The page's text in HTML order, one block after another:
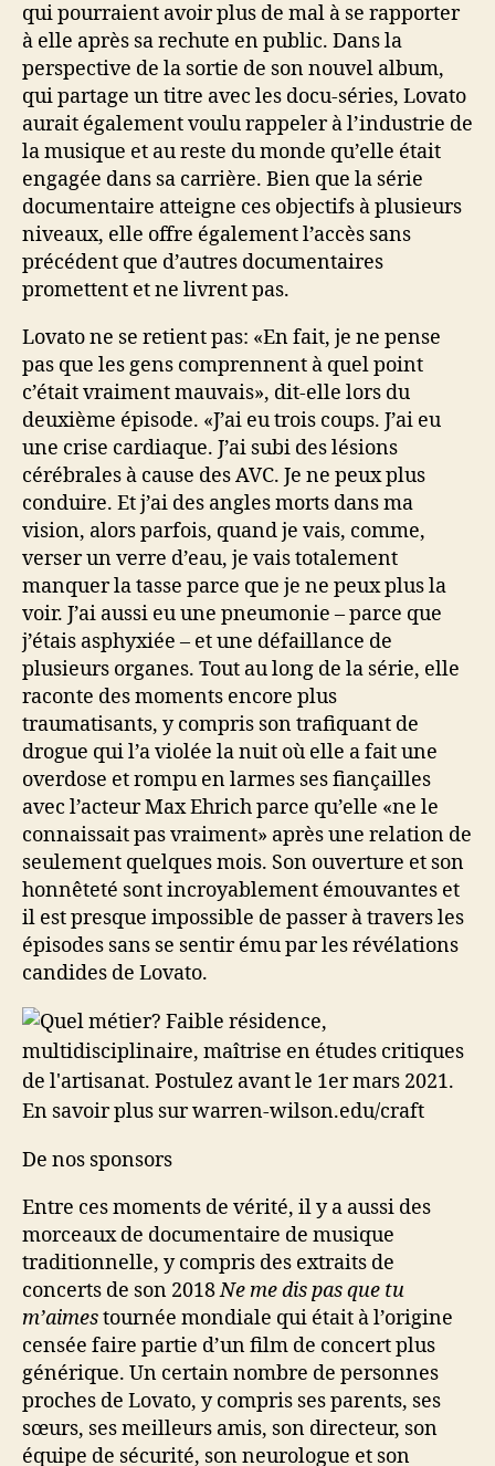
qui pourraient avoir plus de mal à se rapporter
à elle après sa rechute en public. Dans la
perspective de la sortie de son nouvel album,
qui partage un titre avec les docu-séries, Lovato
aurait également voulu rappeler à l’industrie de
la musique et au reste du monde qu’elle était
engagée dans sa carrière. Bien que la série
documentaire atteigne ces objectifs à plusieurs
niveaux, elle offre également l’accès sans
précédent que d’autres documentaires
promettent et ne livrent pas.
Lovato ne se retient pas: «En fait, je ne pense
pas que les gens comprennent à quel point
c’était vraiment mauvais», dit-elle lors du
deuxième épisode. «J’ai eu trois coups. J’ai eu
une crise cardiaque. J’ai subi des lésions
cérébrales à cause des AVC. Je ne peux plus
conduire. Et j’ai des angles morts dans ma
vision, alors parfois, quand je vais, comme,
verser un verre d’eau, je vais totalement
manquer la tasse parce que je ne peux plus la
voir. J’ai aussi eu une pneumonie – parce que
j’étais asphyxiée – et une défaillance de
plusieurs organes. Tout au long de la série, elle
raconte des moments encore plus
traumatisants, y compris son trafiquant de
drogue qui l’a violée la nuit où elle a fait une
overdose et rompu en larmes ses fiançailles
avec l’acteur Max Ehrich parce qu’elle «ne le
connaissait pas vraiment» après une relation de
seulement quelques mois. Son ouverture et son
honnêteté sont incroyablement émouvantes et
il est presque impossible de passer à travers les
épisodes sans se sentir ému par les révélations
candides de Lovato.
De nos sponsors
Entre ces moments de vérité, il y a aussi des
morceaux de documentaire de musique
traditionnelle, y compris des extraits de
concerts de son 2018Ne me dis pas que tu
m’aimestournée mondiale qui était à l’origine
censée faire partie d’un film de concert plus
générique. Un certain nombre de personnes
proches de Lovato, y compris ses parents, ses
sœurs, ses meilleurs amis, son directeur, son
équipe de sécurité, son neurologue et son